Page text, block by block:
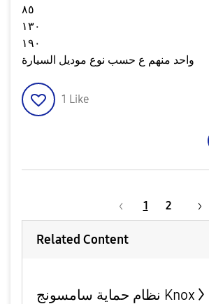
٨٥
١٣٠
١٩٠
واحد منهم ع حسب نوع موديل السيارة
1 Like
1 2
Related Content
نظام حماية سامسونج Knox